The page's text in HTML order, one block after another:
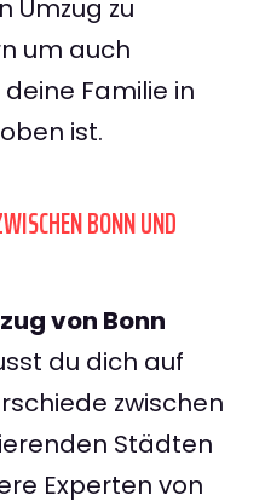
Umzug zu
um auch
Familie in
ist.
BONN UND
von Bonn
du dich auf
zwischen
Städten
Experten von